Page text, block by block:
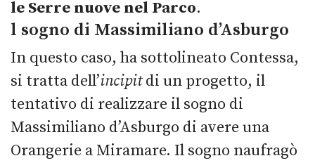
le Serre nuove nel Parco.
l sogno di Massimiliano d’Asburgo
In questo caso, ha sottolineato Contessa,
si tratta dell’incipitdi un progetto, il
tentativo di realizzare il sogno di
Massimiliano d’Asburgo di avere una
Orangerie a Miramare. Il sogno naufragò